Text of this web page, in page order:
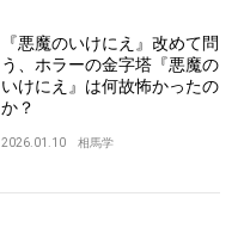
『悪魔のいけにえ』改めて問
う、ホラーの金字塔『悪魔の
いけにえ』は何故怖かったの
か？
2026.01.10 相馬学